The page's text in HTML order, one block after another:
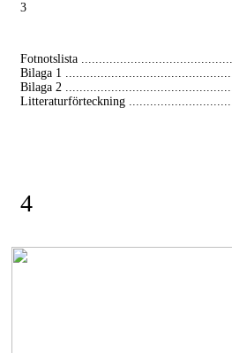
3
Fotnotslista
Bilaga 1
Bilaga 2
Litteraturförteckning
4